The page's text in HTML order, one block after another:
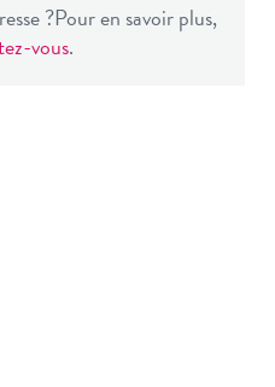
?Pour en savoir plus,
vous.